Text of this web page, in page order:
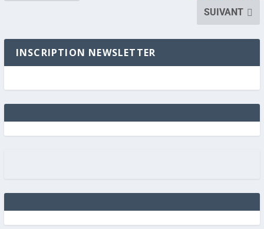
SUIVANT
INSCRIPTION NEWSLETTER